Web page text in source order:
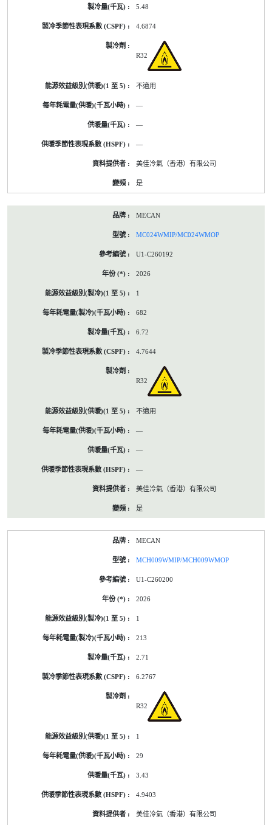
5.48
4.6874
R32
不適用
—
—
—
美佳冷氣（香港）有限公司
是
MECAN
MC024WMIP/MC024WMOP
U1-C260192
2026
1
682
6.72
4.7644
R32
不適用
—
—
—
美佳冷氣（香港）有限公司
是
MECAN
MCH009WMIP/MCH009WMOP
U1-C260200
2026
1
213
2.71
6.2767
R32
1
29
3.43
4.9403
美佳冷氣（香港）有限公司